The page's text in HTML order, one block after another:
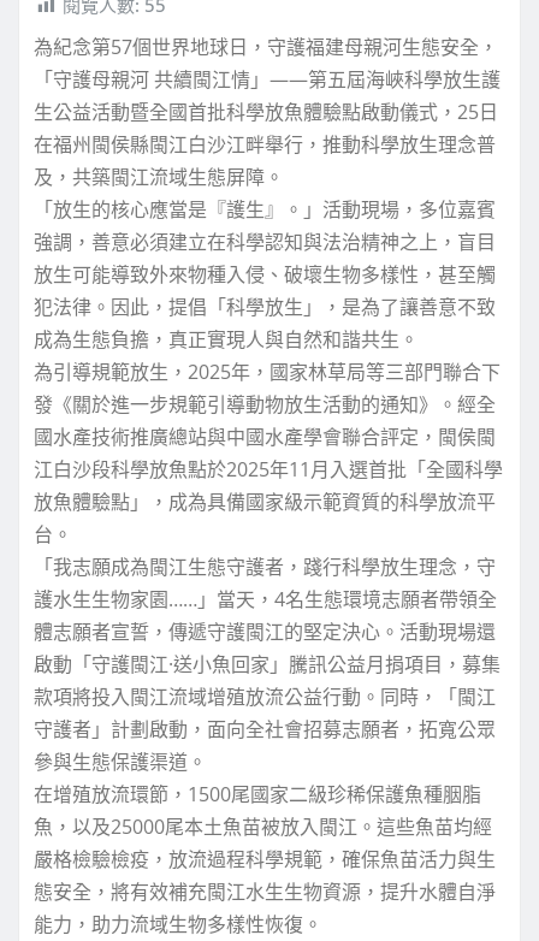
為紀念第57個世界地球日，守護福建母親河生態安全，
「守護母親河 共續閩江情」——第五屆海峽科學放生護
生公益活動暨全國首批科學放魚體驗點啟動儀式，25日
在福州閩侯縣閩江白沙江畔舉行，推動科學放生理念普
及，共築閩江流域生態屏障。
「放生的核心應當是『護生』。」活動現場，多位嘉賓
強調，善意必須建立在科學認知與法治精神之上，盲目
放生可能導致外來物種入侵、破壞生物多樣性，甚至觸
犯法律。因此，提倡「科學放生」，是為了讓善意不致
成為生態負擔，真正實現人與自然和諧共生。
為引導規範放生，2025年，國家林草局等三部門聯合下
發《關於進一步規範引導動物放生活動的通知》。經全
國水產技術推廣總站與中國水產學會聯合評定，閩侯閩
江白沙段科學放魚點於2025年11月入選首批「全國科學
放魚體驗點」，成為具備國家級示範資質的科學放流平
台。
「我志願成為閩江生態守護者，踐行科學放生理念，守
護水生生物家園……」當天，4名生態環境志願者帶領全
體志願者宣誓，傳遞守護閩江的堅定決心。活動現場還
啟動「守護閩江·送小魚回家」騰訊公益月捐項目，募集
款項將投入閩江流域增殖放流公益行動。同時，「閩江
守護者」計劃啟動，面向全社會招募志願者，拓寬公眾
參與生態保護渠道。
在增殖放流環節，1500尾國家二級珍稀保護魚種胭脂
魚，以及25000尾本土魚苗被放入閩江。這些魚苗均經
嚴格檢驗檢疫，放流過程科學規範，確保魚苗活力與生
態安全，將有效補充閩江水生生物資源，提升水體自淨
能力，助力流域生物多樣性恢復。